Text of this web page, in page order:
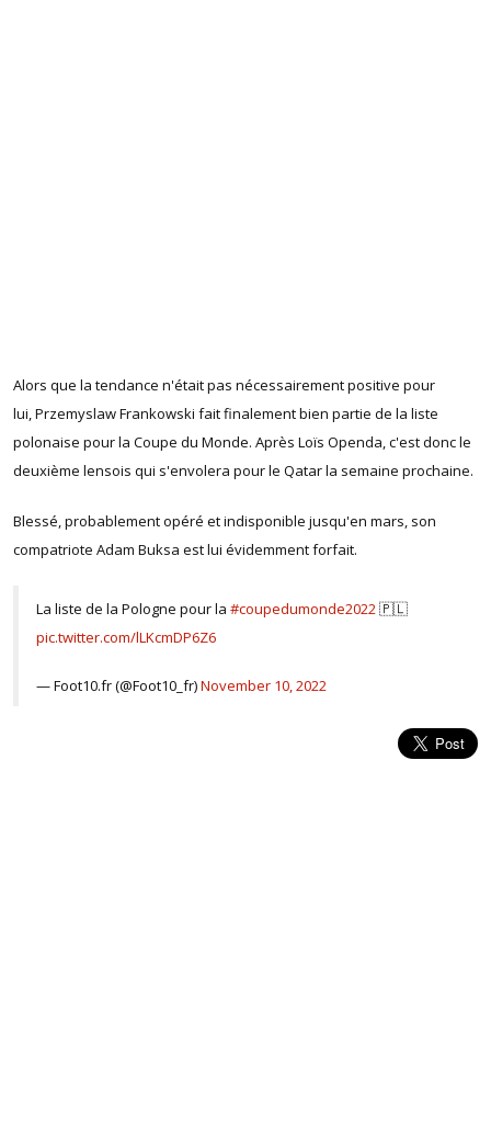
Alors que la tendance n'était pas nécessairement positive pour
lui, Przemyslaw Frankowski fait finalement bien partie de la liste
polonaise pour la Coupe du Monde. Après Loïs Openda, c'est donc le
deuxième lensois qui s'envolera pour le Qatar la semaine prochaine.
Blessé, probablement opéré et indisponible jusqu'en mars, son
compatriote Adam Buksa est lui évidemment forfait.
La liste de la Pologne pour la #coupedumonde2022 🇵🇱
pic.twitter.com/lLKcmDP6Z6
— Foot10.fr (@Foot10_fr)November 10, 2022